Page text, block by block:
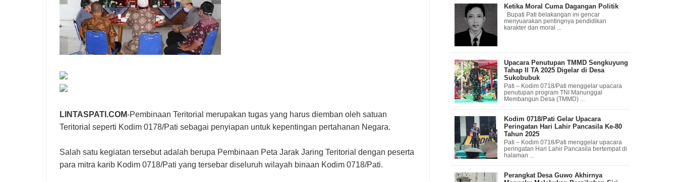
LINTASPATI.COM-Pembinaan Teritorial merupakan tugas yang harus diemban oleh satuan
Teritorial seperti Kodim 0178/Pati sebagai penyiapan untuk kepentingan pertahanan Negara.
Salah satu kegiatan tersebut adalah berupa Pembinaan Peta Jarak Jaring Teritorial dengan peserta
para mitra karib Kodim 0718/Pati yang tersebar diseluruh wilayah binaan Kodim 0718/Pati.
Ketika Moral Cuma Dagangan Politik
Bupati Pati belakangan ini gencar
menyuarakan pentingnya pendidikan
karakter dan moral ...
Upacara Penutupan TMMD Sengkuyung
Tahap II TA 2025 Digelar di Desa
Sukobubuk
Pati – Kodim 0718/Pati menggelar upacara
penutupan program TNI Manunggal
Membangun Desa (TMMD) ...
Kodim 0718/Pati Gelar Upacara
Peringatan Hari Lahir Pancasila Ke-80
Tahun 2025
Pati – Kodim 0718/Pati menggelar upacara
peringatan Hari Lahir Pancasila bertempat di
halaman ...
Perangkat Desa Guwo Akhirnya